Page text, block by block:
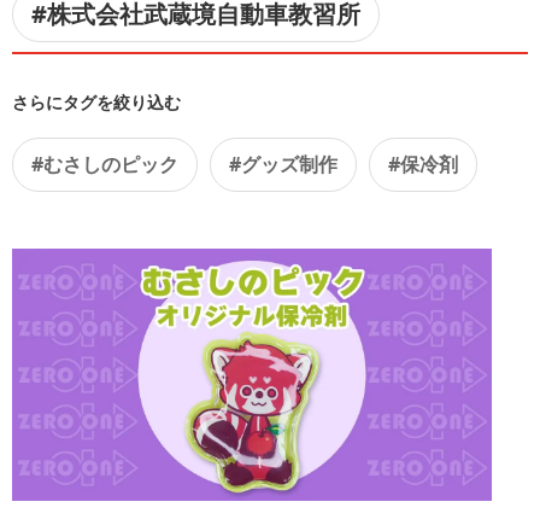
#株式会社武蔵境自動車教習所
さらにタグを絞り込む
#むさしのピック #グッズ制作 #保冷剤